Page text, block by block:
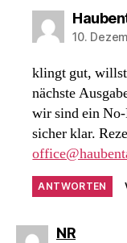
10.
klingt gut, willst
nächste
wir sind ein
sicher klar.
ANTWORTEN
NRsagt: